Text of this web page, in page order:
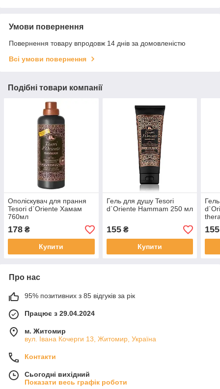
Умови повернення
Повернення товару впродовж 14 днів за домовленістю
Всі умови повернення
Подібні товари компанії
Ополіскувач для прання
Tesori d`Oriente Хамам
760мл
178 ₴
Купити
Гель для душу Tesori
d`Oriente Hammam 250 мл
155₴
Купити
155
Про нас
95% позитивних з 85 відгуків за рік
Працює з 29.04.2024
м. Житомир
вул. Івана Кочерги 13, Житомир, Україна
Контакти
Сьогодні вихідний
Показати весь графік роботи